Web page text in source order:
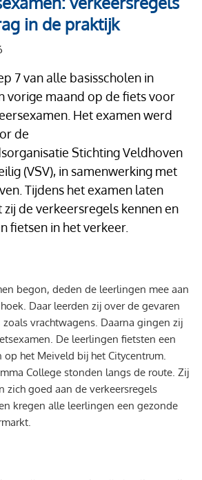
in de praktijk
7 van alle basisscholen in
vorige maand op de fiets voor
Het examen werd
de
Stichting Veldhoven
(VSV), in samenwerking met
Tijdens het examen laten
de verkeersregels kennen en
fietsen in het verkeer.
begon, deden de leerlingen mee aan
Daar leerden zij over de gevaren
vrachtwagens. Daarna gingen zij
De leerlingen fietsten een
het Meiveld bij het Citycentrum.
College stonden langs de route. Zij
zich goed aan de verkeersregels
kregen alle leerlingen een gezonde